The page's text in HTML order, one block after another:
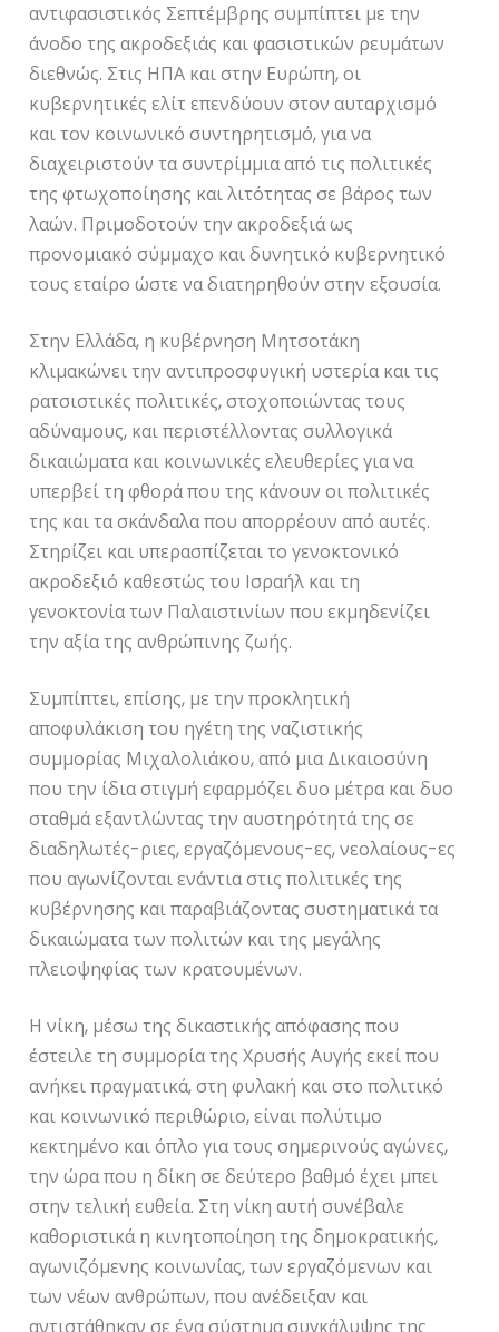
αντιφασιστικός Σεπτέμβρης συμπίπτει με την
άνοδο της ακροδεξιάς και φασιστικών ρευμάτων
διεθνώς. Στις ΗΠΑ και στην Ευρώπη, οι
κυβερνητικές ελίτ επενδύουν στον αυταρχισμό
και τον κοινωνικό συντηρητισμό, για να
διαχειριστούν τα συντρίμμια από τις πολιτικές
της φτωχοποίησης και λιτότητας σε βάρος των
λαών. Πριμοδοτούν την ακροδεξιά ως
προνομιακό σύμμαχο και δυνητικό κυβερνητικό
τους εταίρο ώστε να διατηρηθούν στην εξουσία.
Στην Ελλάδα, η κυβέρνηση Μητσοτάκη
κλιμακώνει την αντιπροσφυγική υστερία και τις
ρατσιστικές πολιτικές, στοχοποιώντας τους
αδύναμους, και περιστέλλοντας συλλογικά
δικαιώματα και κοινωνικές ελευθερίες για να
υπερβεί τη φθορά που της κάνουν οι πολιτικές
της και τα σκάνδαλα που απορρέουν από αυτές.
Στηρίζει και υπερασπίζεται το γενοκτονικό
ακροδεξιό καθεστώς του Ισραήλ και τη
γενοκτονία των Παλαιστινίων που εκμηδενίζει
την αξία της ανθρώπινης ζωής.
Συμπίπτει, επίσης, με την προκλητική
αποφυλάκιση του ηγέτη της ναζιστικής
συμμορίας Μιχαλολιάκου, από μια Δικαιοσύνη
που την ίδια στιγμή εφαρμόζει δυο μέτρα και δυο
σταθμά εξαντλώντας την αυστηρότητά της σε
διαδηλωτές-ριες, εργαζόμενους-ες, νεολαίους-ες
που αγωνίζονται ενάντια στις πολιτικές της
κυβέρνησης και παραβιάζοντας συστηματικά τα
δικαιώματα των πολιτών και της μεγάλης
πλειοψηφίας των κρατουμένων.
Η νίκη, μέσω της δικαστικής απόφασης που
έστειλε τη συμμορία της Χρυσής Αυγής εκεί που
ανήκει πραγματικά, στη φυλακή και στο πολιτικό
και κοινωνικό περιθώριο, είναι πολύτιμο
κεκτημένο και όπλο για τους σημερινούς αγώνες,
την ώρα που η δίκη σε δεύτερο βαθμό έχει μπει
στην τελική ευθεία. Στη νίκη αυτή συνέβαλε
καθοριστικά η κινητοποίηση της δημοκρατικής,
αγωνιζόμενης κοινωνίας, των εργαζόμενων και
των νέων ανθρώπων, που ανέδειξαν και